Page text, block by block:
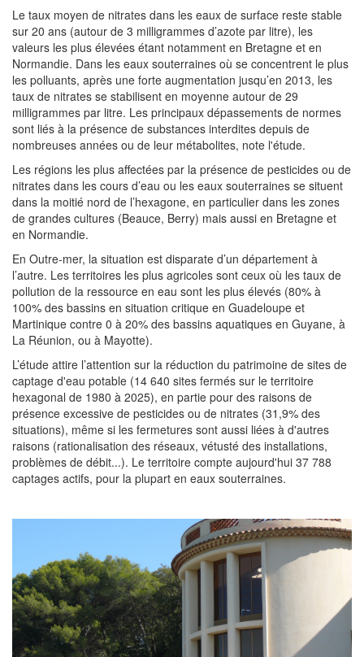
Le taux moyen de nitrates dans les eaux de surface reste stable
sur 20 ans (autour de 3 milligrammes d’azote par litre), les
valeurs les plus élevées étant notamment en Bretagne et en
Normandie. Dans les eaux souterraines où se concentrent le plus
les polluants, après une forte augmentation jusqu’en 2013, les
taux de nitrates se stabilisent en moyenne autour de 29
milligrammes par litre. Les principaux dépassements de normes
sont liés à la présence de substances interdites depuis de
nombreuses années ou de leur métabolites, note l'étude.
Les régions les plus affectées par la présence de pesticides ou de
nitrates dans les cours d’eau ou les eaux souterraines se situent
dans la moitié nord de l’hexagone, en particulier dans les zones
de grandes cultures (Beauce, Berry) mais aussi en Bretagne et
en Normandie.
En Outre-mer, la situation est disparate d’un département à
l’autre. Les territoires les plus agricoles sont ceux où les taux de
pollution de la ressource en eau sont les plus élevés (80% à
100% des bassins en situation critique en Guadeloupe et
Martinique contre 0 à 20% des bassins aquatiques en Guyane, à
La Réunion, ou à Mayotte).
L’étude attire l’attention sur la réduction du patrimoine de sites de
captage d'eau potable (14 640 sites fermés sur le territoire
hexagonal de 1980 à 2025), en partie pour des raisons de
présence excessive de pesticides ou de nitrates (31,9% des
situations), même si les fermetures sont aussi liées à d'autres
raisons (rationalisation des réseaux, vétusté des installations,
problèmes de débit...). Le territoire compte aujourd'hui 37 788
captages actifs, pour la plupart en eaux souterraines.